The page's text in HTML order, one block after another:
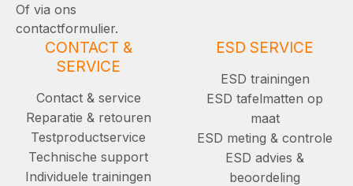
Of via ons
contactformulier.
CONTACT &
SERVICE
Contact & service
Reparatie & retouren
Testproductservice
Technische support
Individuele trainingen
ESD SERVICE
ESD trainingen
ESD tafelmatten op
maat
ESD meting & controle
ESD advies &
beoordeling